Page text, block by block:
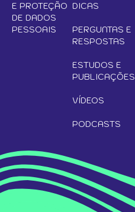
E PROTEÇÃO
DE DADOS
PESSOAIS
DICAS
PERGUNTAS E
RESPOSTAS
ESTUDOS E
PUBLICAÇÕES
VÍDEOS
PODCASTS